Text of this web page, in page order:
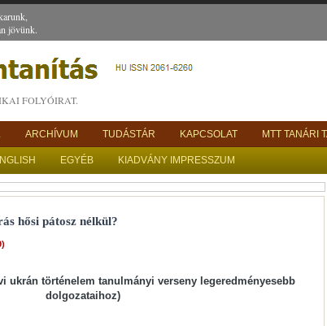
jövünk.
FOLYÓIRAT.
ARCHÍVUM TUDÁSTÁR KAPCSOLAT MTT TANÁRI
EGYÉB KIADVÁNY IMPRESSZUM
hősi pátosz nélkül?
ukrán történelem tanulmányi verseny legeredményesebb
dolgozataihoz)